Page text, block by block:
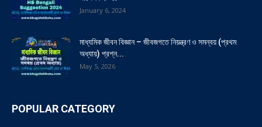
January 6, 2024
মাধ্যমিক জীবন বিজ্ঞান – জীবজগতে নিয়ন্ত্রণ ও সমন্বয় (প্রথম
অধ্যায়) প্রশ্ন...
May 5, 2026
POPULAR CATEGORY